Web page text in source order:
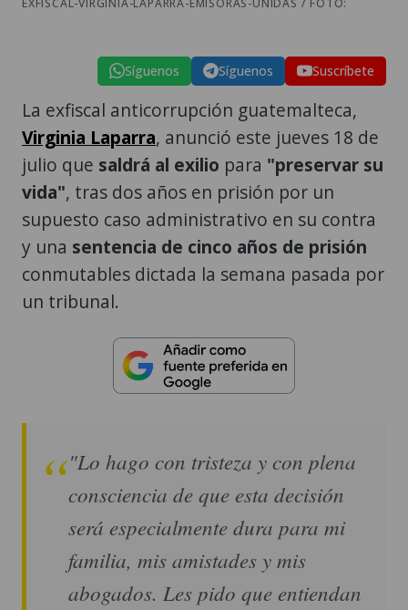
Síguenos Síguenos Suscríbete
La exfiscal anticorrupción guatemalteca,
Virginia Laparra, anunció este jueves 18 de
julio que saldrá al exilio para "preservar su
vida", tras dos años en prisión por un
supuesto caso administrativo en su contra
y una sentencia de cinco años de prisión
conmutables dictada la semana pasada por
un tribunal.
"Lo hago con tristeza y con plena
consciencia de que esta decisión
será especialmente dura para mi
familia, mis amistades y mis
abogados. Les pido que entiendan